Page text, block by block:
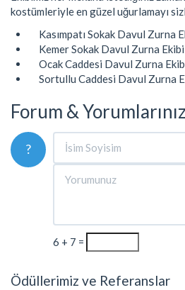
kostümleriyle en güzel uğurlamayı
Kasımpatı Sokak Davul Zurna
Kemer Sokak Davul Zurna
Ocak Caddesi Davul Zurna
Sortullu Caddesi Davul Zurna
Forum &
?
6 + 7 =
Ödüllerimiz ve Referanslar